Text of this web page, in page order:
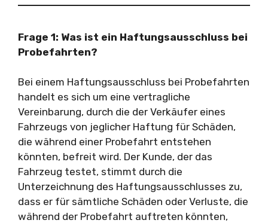
Frage 1: Was ist ein Haftungsausschluss bei
Probefahrten?
Bei einem Haftungsausschluss bei Probefahrten
handelt es sich um eine vertragliche
Vereinbarung, durch die der Verkäufer eines
Fahrzeugs von jeglicher Haftung für Schäden,
die während einer Probefahrt entstehen
könnten, befreit wird. Der Kunde, der das
Fahrzeug testet, stimmt durch die
Unterzeichnung des Haftungsausschlusses zu,
dass er für sämtliche Schäden oder Verluste, die
während der Probefahrt auftreten könnten,